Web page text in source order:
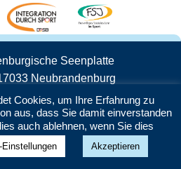
Seenplatte
Neubrandenburg
| Mail:info@ksb-
Cookies, um Ihre Erfahrung zu
aus, dass Sie damit einverstanden
auch ablehnen, wenn Sie dies
Einstellungen Akzeptieren